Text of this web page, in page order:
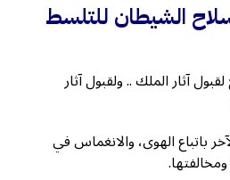
الشيطان للتلسط
آثار الملك .. ولقبول آثار
باتباع الهوى، والانغماس في